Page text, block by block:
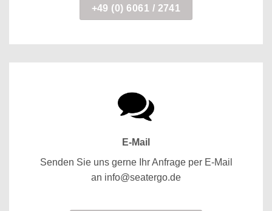
+49 (0) 6061 / 2741
E-Mail
Senden Sie uns gerne Ihr Anfrage per E-Mail
an info@seatergo.de